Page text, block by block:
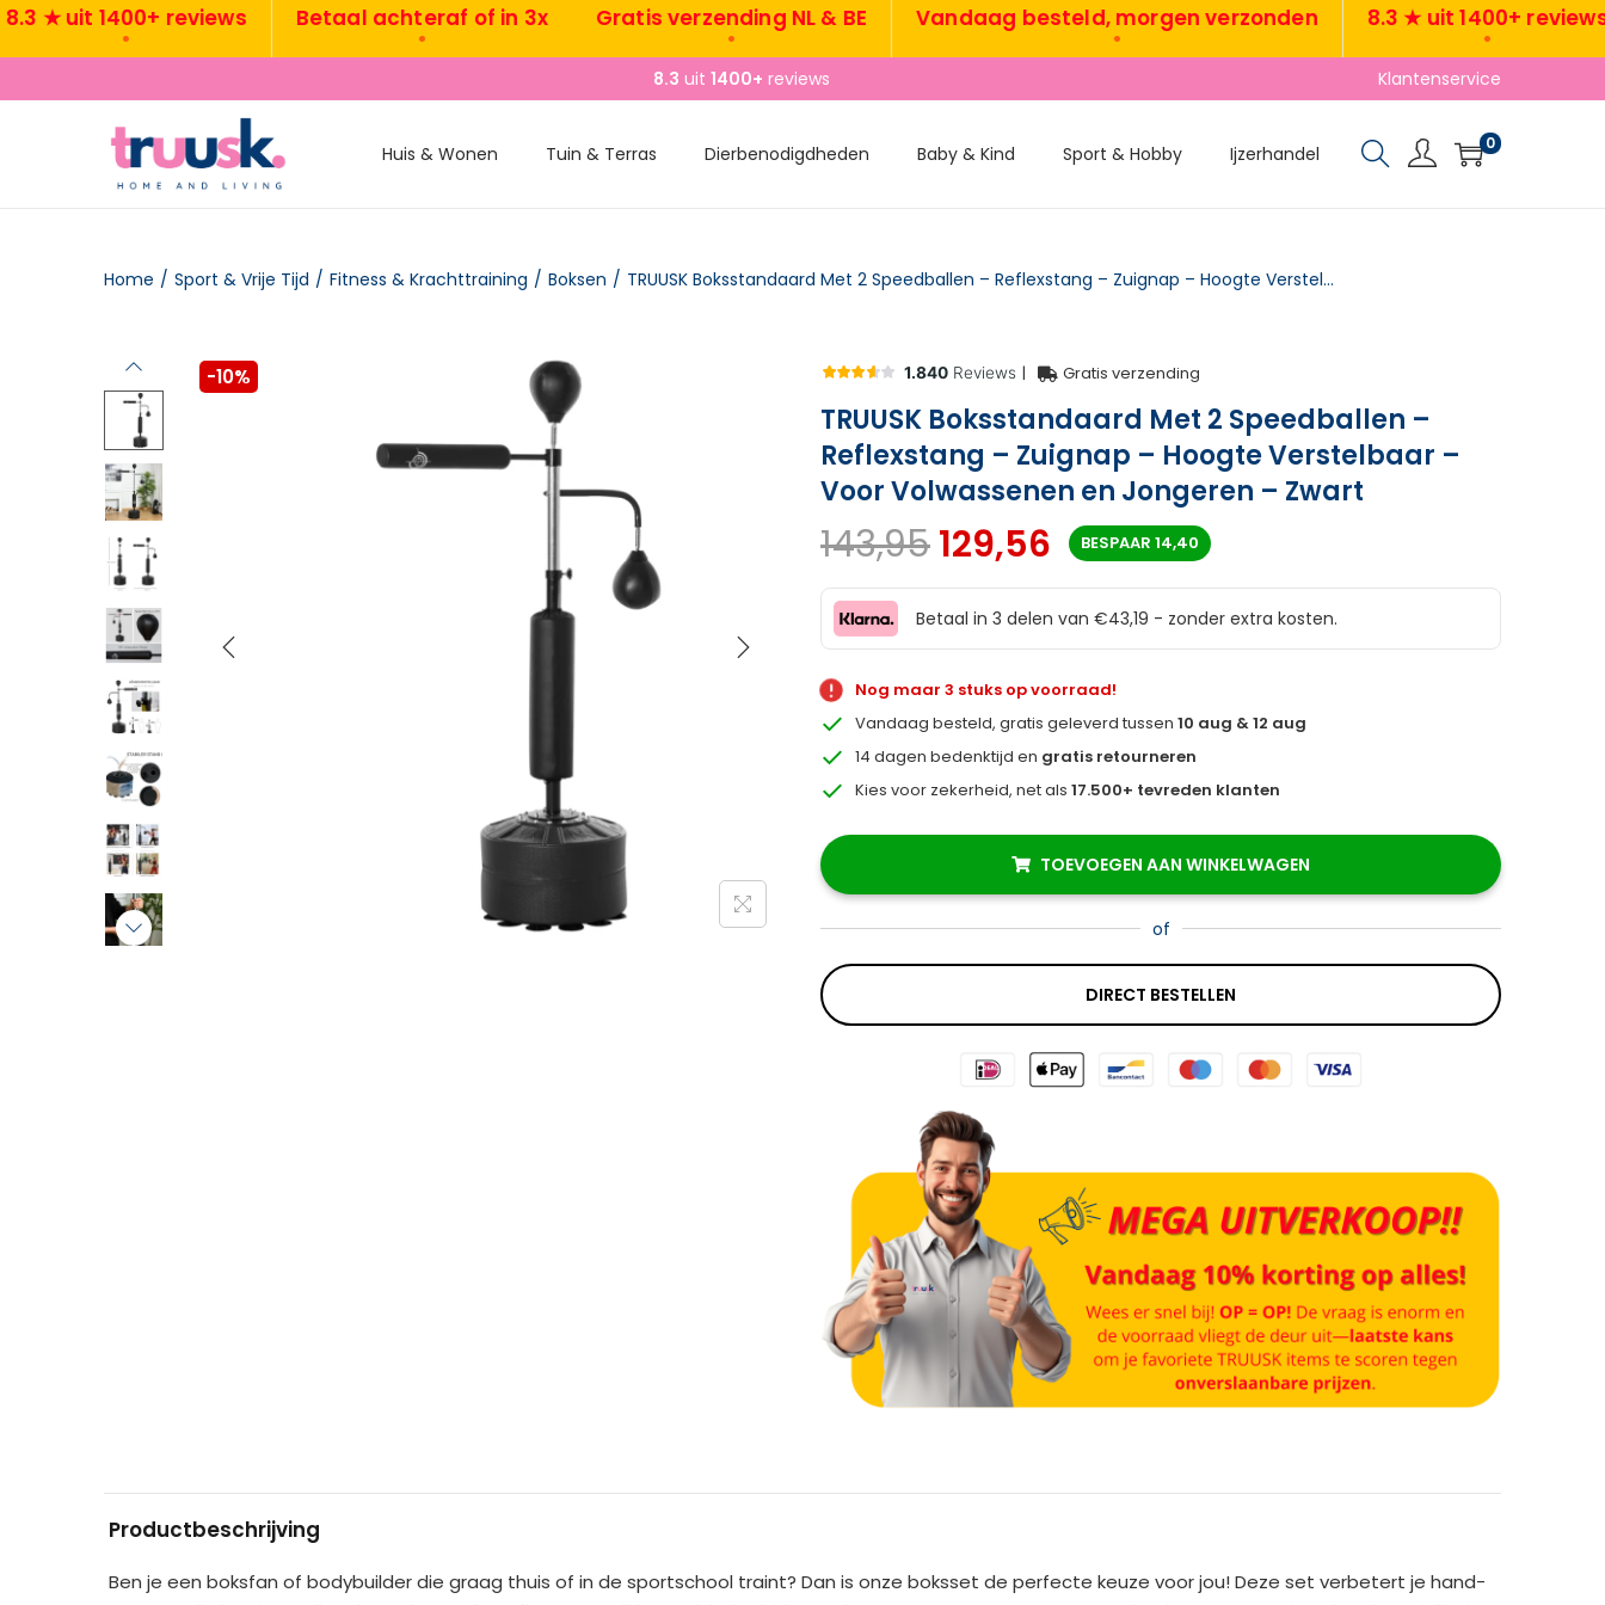
uit 1400+ reviews Betaal achteraf of in 3x Gratis verzending NL & BE Vandaag besteld, morgen verzonden 8.3 ★ uit 1400+ reviews
8.3 uit 1400+ reviews Klantenservice
Huis & Wonen Tuin & Terras Dierbenodigdheden Baby & Kind Sport & Hobby Ijzerhandel 0
Home / Sport & Vrije Tijd / Fitness & Krachttraining / Boksen / TRUUSK Boksstandaard Met 2 Speedballen – Reflexstang – Zuignap – Hoogte Verstelbaar – Voor Volwassenen en Jongeren – Zwart
-10% | Gratis verzending
TRUUSK Boksstandaard Met 2 Speedballen –
Reflexstang – Zuignap – Hoogte Verstelbaar –
Voor Volwassenen en Jongeren – Zwart
143,95129,56 BESPAAR 14,40
Betaal in 3 delen van €43,19 - zonder extra kosten.
Nog maar 3 stuks op voorraad!
Vandaag besteld, gratis geleverd tussen10 aug & 12 aug
14 dagen bedenktijd en gratis retourneren
Kies voor zekerheid, net als17.500+ tevreden klanten
TOEVOEGEN AAN WINKELWAGEN
of
DIRECT BESTELLEN
r
Productbeschrijving
Ben je een boksfan of bodybuilder die graag thuis of in de sportschool traint? Dan is onze boksset de perfecte keuze voor jou! Deze set verbetert je hand-